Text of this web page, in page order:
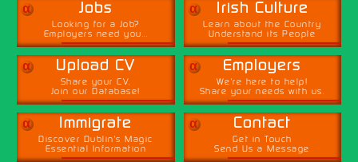
α Jobs
Looking for a Job?
Employers need you...
α Irish Culture
Learn about the Country
Understand its People
α Upload CV
Share your CV,
Join our Database!
α Employers
We're here to help!
Share your needs with us.
α Immigrate
Discover Dublin's Magic
Essential Information
α Contact
Get in Touch
Send Us a Message